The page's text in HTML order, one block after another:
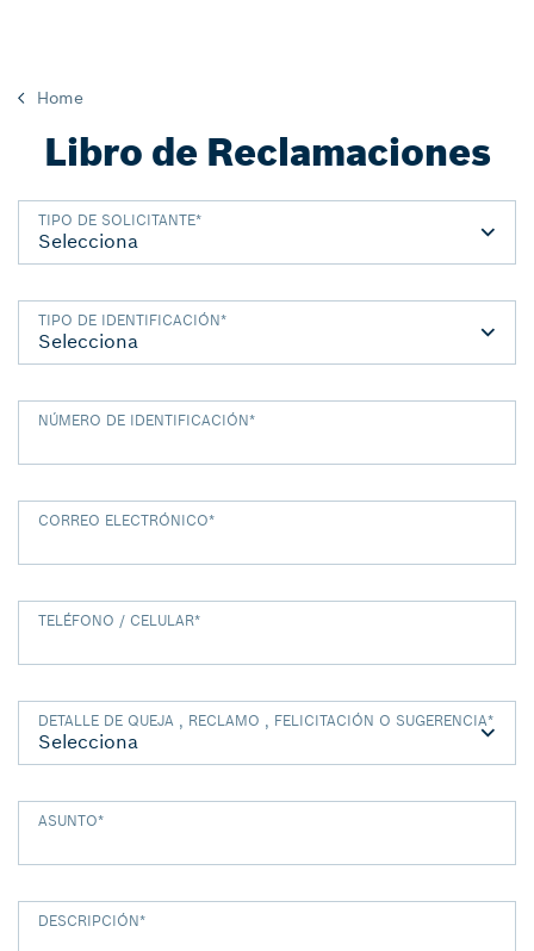
Home
Libro de Reclamaciones
TIPO DE SOLICITANTE*
TIPO DE IDENTIFICACIÓN*
NÚMERO DE IDENTIFICACIÓN*
CORREO ELECTRÓNICO*
TELÉFONO / CELULAR*
DETALLE DE QUEJA , RECLAMO , FELICITACIÓN O SUGERENCIA*
ASUNTO*
DESCRIPCIÓN*